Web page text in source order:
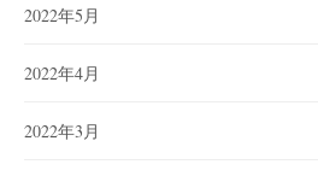
2022年5月
2022年4月
2022年3月